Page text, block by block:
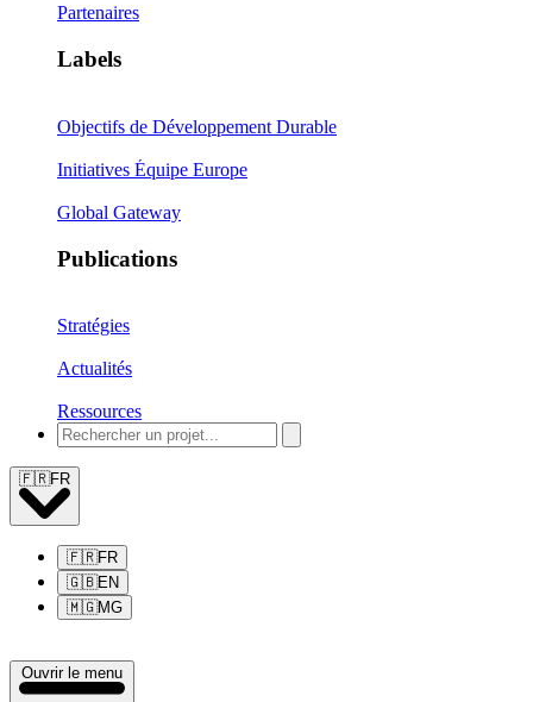
Partenaires
Labels
Objectifs de Développement Durable
Initiatives Équipe Europe
Global Gateway
Publications
Stratégies
Actualités
Ressources
🇫🇷FR
🇫🇷FR
🇬🇧EN
🇲🇬MG
Ouvrir le menu